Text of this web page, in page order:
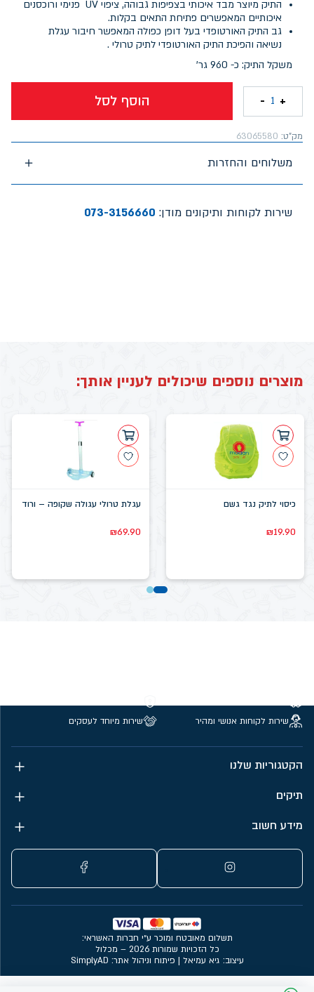
התיק מיוצר מבד איכותי בצפיפות גבוהה, ציפוי UV פנימי ורוכסנים
איכותיים המאפשרים פתיחת התאים בקלות.
גב התיק האורטופדי בעל דופן כפולה המאפשר חיבור עגלת
נשיאה והפיכת התיק האורטופדי לתיק טרולי .
משקל התיק: כ- 960 גר'
הוסף לסל +
1
-
מק"ט: 63065580
משלוחים והחזרות
שירות לקוחות ותיקונים מודן: 073-3156660
מוצרים נוספים שיכולים לעניין אותך:
כיסוי לתיק נגד גשם
₪19.90
עגלת טרולי עגולה שקופה – ורוד
₪69.90
שירות לקוחות אנושי ומהיר
שירות מיוחד לעסקים
הקטגוריות שלנו
תיקים
מידע חשוב
עיצוב: גיא עמיאל | פיתוח וניהול אתר: SimplyAD
תשלום מאובטח ומוכר ע״י חברות האשראי:
כל הזכויות שמורות 2026 – מכלול